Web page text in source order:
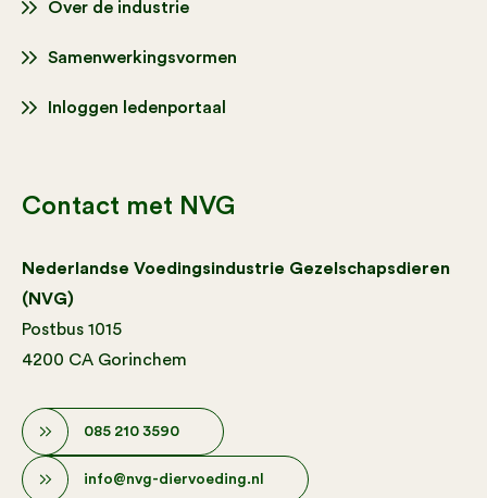
Over de industrie
Samenwerkingsvormen
Inloggen ledenportaal
Contact met NVG
Nederlandse Voedingsindustrie Gezelschapsdieren
(NVG)
Postbus 1015
4200 CA Gorinchem
085 210 3590
info@nvg-diervoeding.nl